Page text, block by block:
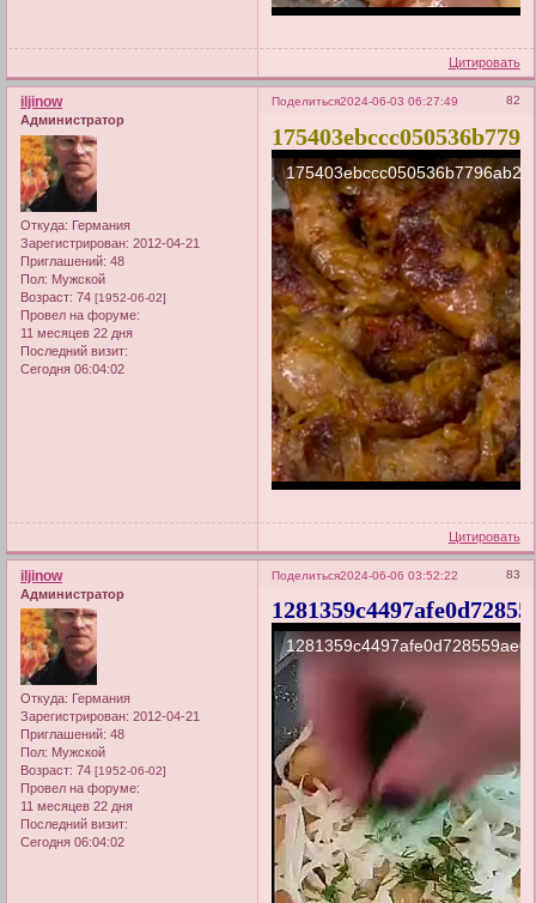
Цитировать
Поделиться 82
2024-06-03 06:27:49
iljinow
Администратор
Откуда: Германия
Зарегистрирован: 2012-04-21
Приглашений: 48
Пол: Мужской
Возраст: 74 [1952-06-02]
Провел на форуме:
11 месяцев 22 дня
Последний визит:
Сегодня 06:04:02
Цитировать
Поделиться 83
2024-06-06 03:52:22
iljinow
Администратор
Откуда: Германия
Зарегистрирован: 2012-04-21
Приглашений: 48
Пол: Мужской
Возраст: 74 [1952-06-02]
Провел на форуме:
11 месяцев 22 дня
Последний визит:
Сегодня 06:04:02